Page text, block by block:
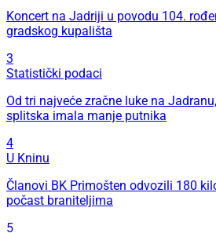
Koncert na Jadriji u povodu 104.
gradskog kupališta
3
Statistički podaci
Od tri najveće zračne luke na
splitska imala manje putnika
4
U Kninu
Članovi BK Primošten odvozili 180
počast braniteljima
5